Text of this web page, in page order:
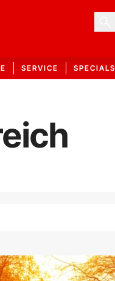
SERVICE SPECIALS